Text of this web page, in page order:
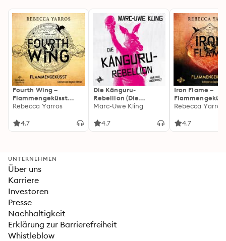
Fourth Wing –
Flammengeküsst
(Flammengeküsst-
Rebecca Yarros
4.7
Die Känguru-
Rebellion (Die
Känguru-Werke 5)
Marc-Uwe Kling
4.7
Iron Flame –
heißersehnte
Rebecca Yarros
4.7
UNTERNEHMEN
Über uns
Karriere
Investoren
Presse
Nachhaltigkeit
Erklärung zur Barrierefreiheit
Whistleblow